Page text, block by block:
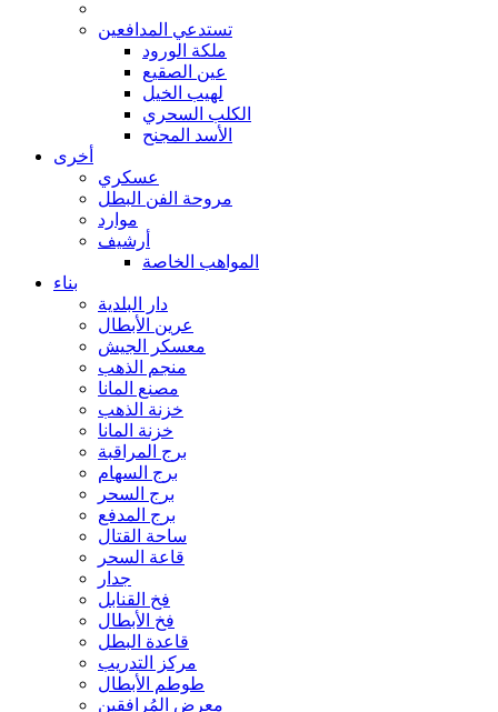
تستدعي المدافعين
ملكة الورود
عين الصقيع
لهيب الخيل
الكلب السحري
الأسد المجنح
أخرى
عسكري
مروحة الفن البطل
موارد
أرشيف
المواهب الخاصة
بناء
دار البلدية
عرين الأبطال
معسكر الجيش
منجم الذهب
مصنع المانا
خزنة الذهب
خزنة المانا
برج المراقبة
برج السهام
برج السحر
برج المدفع
ساحة القتال
قاعة السحر
جدار
فخ القنابل
فخ الأبطال
قاعدة البطل
مركز التدريب
طوطم الأبطال
معرض المُرافقين